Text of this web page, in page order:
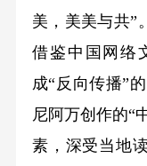
美，美美与共”
借鉴中国网络
成“反向传播”
尼阿万创作的“
素，深受当地